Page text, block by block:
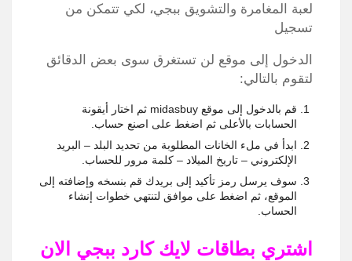
لعبة المغامرة والتشويق ببجي، لكي تتمكن من
تسجيل
الدخول إلى موقع لن تستغرق سوى بعض الدقائق
لتقوم بالتالي:
قم بالدخول إلى موقع midasbuy ثم اختار أيقونة
الحسابات بالأعلى ثم اضغط على اصنع حساب.
ابدأ في ملء الخانات المطلوبة من تحديد البلد – البريد
الإلكتروني – تاريخ الميلاد – كلمة مرور للحساب.
سوف يرسل رمز تأكيد إلى بريدك قم بنسخه وإضافته إلى
الموقع، ثم اضغط على موافق لتنتهي خطوات إنشاء
الحساب.
اشتري بطاقات لايك كارد ببجي الان